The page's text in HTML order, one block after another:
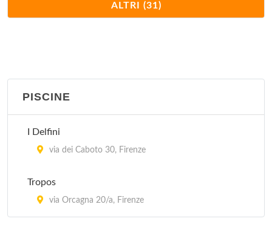
via Giulio Cesare Vanini 18, Firenze
City Club 99
Club Airone
Club Il Vortice
via Lamabertesca 16, Firenze
ALTRI (31)
PISCINE
I Delfini
via dei Caboto 30, Firenze
Tropos
via Orcagna 20/a, Firenze